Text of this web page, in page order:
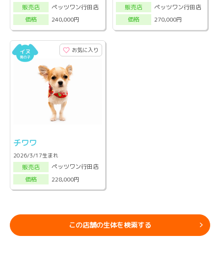
販売店
ペッツワン行田店
価格
240,000円
販売店
ペッツワン行田店
価格
270,000円
お気に入り
チワワ
2026/3/17生まれ
販売店
ペッツワン行田店
価格
228,000円
この店舗の生体を検索する